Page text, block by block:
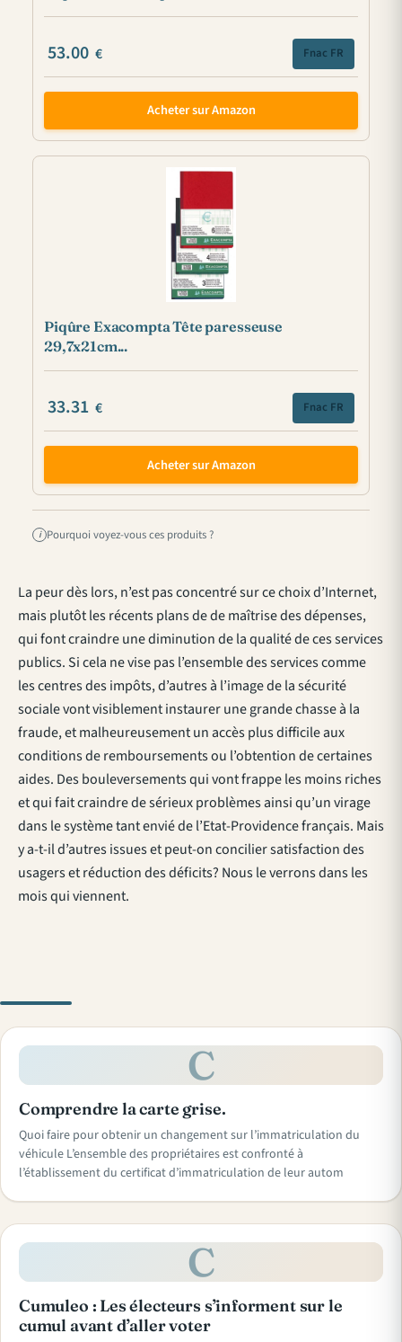
53.00 € Fnac FR
Acheter sur Amazon
Piqûre Exacompta Tête paresseuse
29,7x21cm...
33.31 € Fnac FR
Acheter sur Amazon
i Pourquoi voyez-vous ces produits ?
La peur dès lors, n’est pas concentré sur ce choix d’Internet,
mais plutôt les récents plans de de maîtrise des dépenses,
qui font craindre une diminution de la qualité de ces services
publics. Si cela ne vise pas l’ensemble des services comme
les centres des impôts, d’autres à l’image de la sécurité
sociale vont visiblement instaurer une grande chasse à la
fraude, et malheureusement un accès plus difficile aux
conditions de remboursements ou l’obtention de certaines
aides. Des bouleversements qui vont frappe les moins riches
et qui fait craindre de sérieux problèmes ainsi qu’un virage
dans le système tant envié de l’Etat-Providence français. Mais
y a-t-il d’autres issues et peut-on concilier satisfaction des
usagers et réduction des déficits? Nous le verrons dans les
mois qui viennent.
C
Comprendre la carte grise.
Quoi faire pour obtenir un changement sur l’immatriculation du
véhicule L’ensemble des propriétaires est confronté à
l’établissement du certificat d’immatriculation de leur autom
C
Cumuleo : Les électeurs s’informent sur le
cumul avant d’aller voter